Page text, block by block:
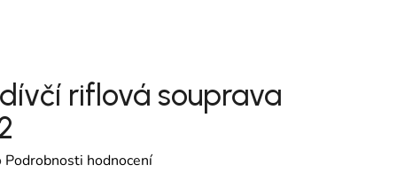
riflová souprava
produktu je 0,0 z 5 hvězdiček.
Podrobnosti hodnocení